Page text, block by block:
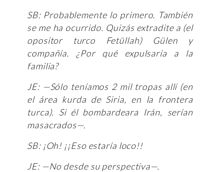
SB: Probablemente lo primero. También
se me ha ocurrido. Quizás extradite a (el
opositor turco Fetüllah) Gülen y
compañía. ¿Por qué expulsaría a la
familia?
JE: —Sólo teníamos 2 mil tropas allí (en
el área kurda de Siria, en la frontera
turca). Si él bombardeara Irán, serían
masacrados—.
SB: ¡Oh! ¡¡Eso estaría loco!!
JE: —No desde su perspectiva—.